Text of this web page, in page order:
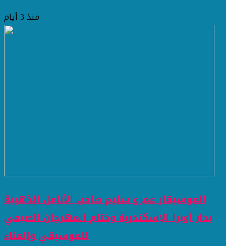
منذ 3 أيام
الموسيقار عمرو سليم صاحب الأنامل الذهبية
بدار أوبرا الإسكندرية وختام المهرجان الصيفي
للموسيقي والغناء